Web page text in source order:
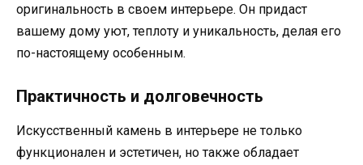
оригинальность в своем интерьере. Он придаст
вашему дому уют, теплоту и уникальность, делая его
по-настоящему особенным.
Практичность и долговечность
Искусственный камень в интерьере не только
функционален и эстетичен, но также обладает